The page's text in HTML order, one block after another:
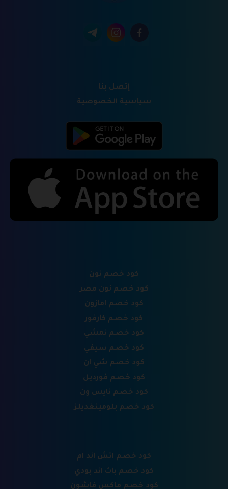
إتصل بنا
سياسية الخصوصية
كود خصم نون
كود خصم نون مصر
كود خصم امازون
كود خصم كارفور
كود خصم نمشي
كود خصم سيفي
كود خصم شي ان
كود خصم فورديل
كود خصم نايس ون
كود خصم بلومينغديلز
كود خصم اتش اند ام
كود خصم باث اند بودي
كود خصم ماكس فاشون